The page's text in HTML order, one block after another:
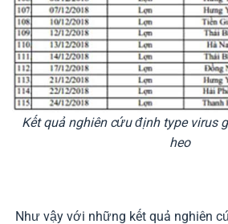
Kết quả nghiên cứu định type virus
heo
Như vậy với những kết quả nghiên